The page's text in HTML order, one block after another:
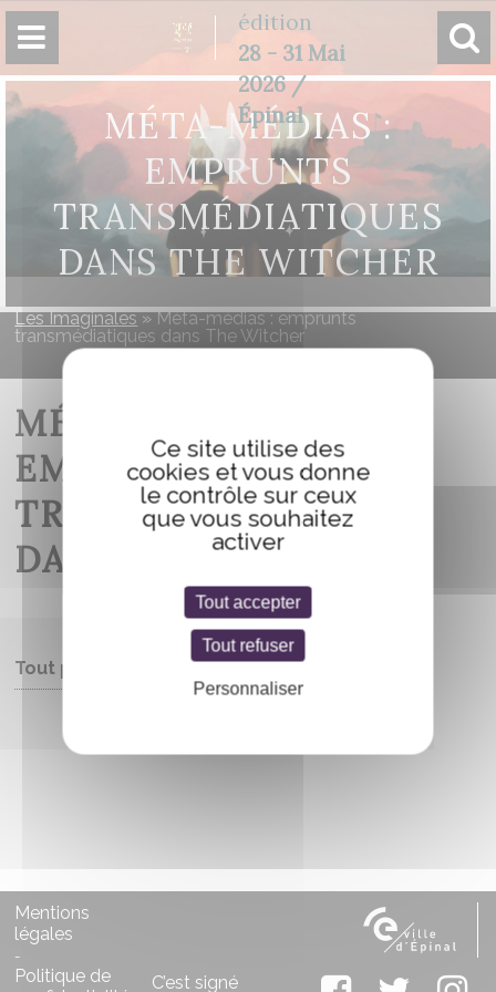
édition
28 - 31 Mai
2026 /
Épinal
MÉTA-MÉDIAS :
EMPRUNTS
TRANSMÉDIATIQUES
DANS THE WITCHER
Les Imaginales»Méta-médias : emprunts
transmédiatiques dans The Witcher
MÉTA-MÉDIAS :
EMPRUNTS
TRANSMÉDIATIQUES
DANS THE WITCHER
Tout public
Mentions
légales
-
Politique de
C’est signé
Panneau de gestion des cookies
Ce site utilise des
cookies et vous donne
le contrôle sur ceux
que vous souhaitez
activer
Tout accepter
Tout refuser
Personnaliser